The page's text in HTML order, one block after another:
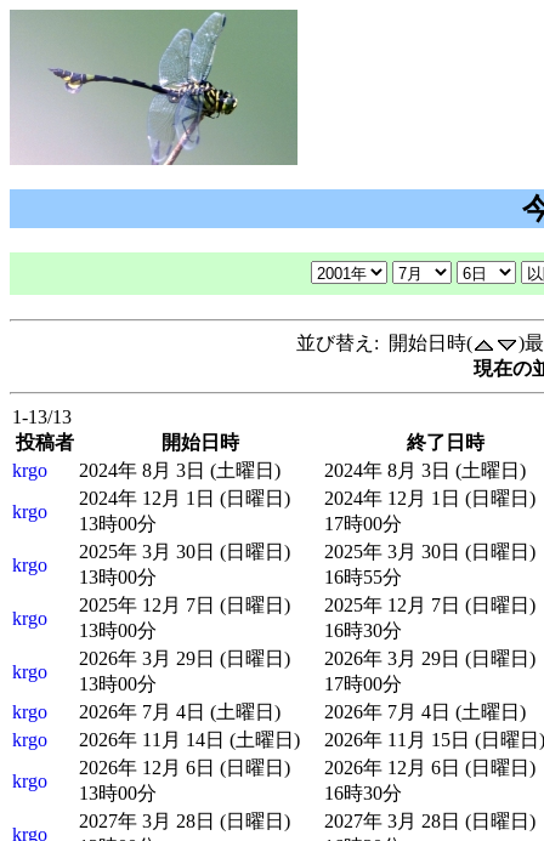
並び替え: 開始日時(
)
現在の
1-13/13
投稿者
開始日時
終了日時
krgo
2024年 8月 3日 (土曜日)
2024年 8月 3日 (土曜日)
krgo
2024年 12月 1日 (日曜日)
13時00分
2024年 12月 1日 (日曜日)
17時00分
krgo
2025年 3月 30日 (日曜日)
13時00分
2025年 3月 30日 (日曜日)
16時55分
krgo
2025年 12月 7日 (日曜日)
13時00分
2025年 12月 7日 (日曜日)
16時30分
krgo
2026年 3月 29日 (日曜日)
13時00分
2026年 3月 29日 (日曜日)
17時00分
krgo
2026年 7月 4日 (土曜日)
2026年 7月 4日 (土曜日)
krgo
2026年 11月 14日 (土曜日)
2026年 11月 15日 (日曜日)
krgo
2026年 12月 6日 (日曜日)
13時00分
2026年 12月 6日 (日曜日)
16時30分
krgo
2027年 3月 28日 (日曜日)
2027年 3月 28日 (日曜日)